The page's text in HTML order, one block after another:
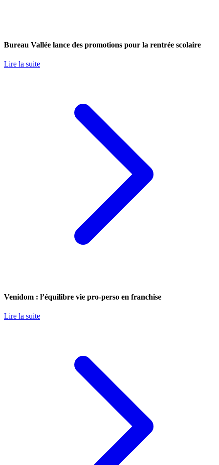
Bureau Vallée lance des promotions pour la rentrée scolaire
Lire la suite
Venidom : l’équilibre vie pro-perso en franchise
Lire la suite